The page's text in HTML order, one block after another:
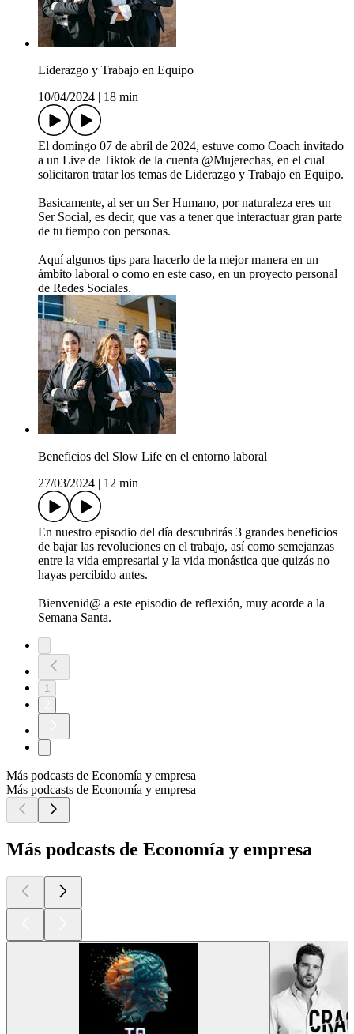
Liderazgo y Trabajo en Equipo
10/04/2024
18 min
El domingo 07 de abril de 2024, estuve como Coach invitado
a un Live de Tiktok de la cuenta @Mujerechas, en el cual
solicitaron tratar los temas de Liderazgo y Trabajo en Equipo.
Basicamente, al ser un Ser Humano, por naturaleza eres un
Ser Social, es decir, que vas a tener que interactuar gran parte
de tu tiempo con personas.
Aquí algunos tips para hacerlo de la mejor manera en un
ámbito laboral o como en este caso, en un proyecto personal
de Redes Sociales.
Beneficios del Slow Life en el entorno laboral
27/03/2024
12 min
En nuestro episodio del día descubrirás 3 grandes beneficios
de bajar las revoluciones en el trabajo, así como semejanzas
entre la vida empresarial y la vida monástica que quizás no
hayas percibido antes.
Bienvenid@ a este episodio de reflexión, muy acorde a la
Semana Santa.
1
Más podcasts de Economía y empresa
Más podcasts de Economía y empresa
Más podcasts de Economía y empresa